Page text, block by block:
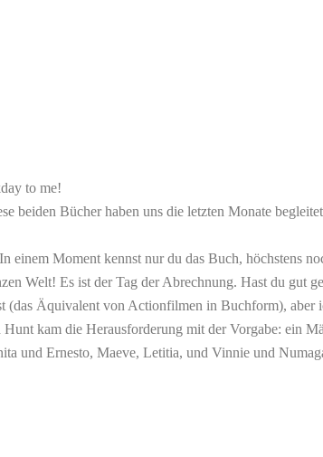
to me!
beiden Bücher haben uns die letzten Monate
einem Moment kennst nur du das Buch, höchstens
Welt! Es ist der Tag der Abrechnung. Hast du gut
(das Äquivalent von Actionfilmen in Buchform),
kam die Herausforderung mit der Vorgabe: ein
und Ernesto, Maeve, Letitia, und Vinnie und